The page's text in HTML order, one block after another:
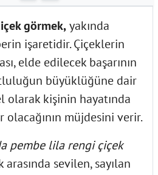
görmek,yakında
işaretidir. Çiçeklerin
elde edilecek başarının
büyüklüğüne dair
olarak kişinin hayatında
müjdesini verir.
pembe lila rengi çiçek
sevilen, sayılan